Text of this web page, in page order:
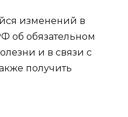
изменений в
об обязательном
и в связи с
получить